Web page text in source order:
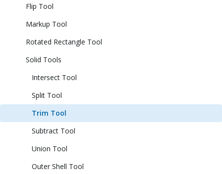
Flip Tool
Markup Tool
Rotated Rectangle Tool
Solid Tools
Intersect Tool
Split Tool
Trim Tool
Subtract Tool
Union Tool
Outer Shell Tool